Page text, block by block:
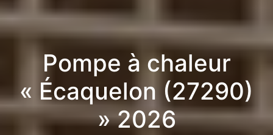
Pompe à chaleur
« Écaquelon (27290)
» 2026